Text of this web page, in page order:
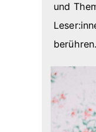
und
berühren.